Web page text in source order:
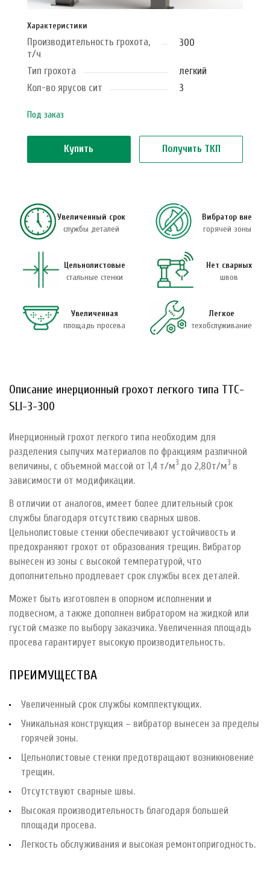
Характеристики
Производительность грохота,
т/ч
300
Тип грохота
легкий
Кол-во ярусов сит
3
Под заказ
Купить Получить ТКП
Увеличенный срок
службы деталей
Вибратор вне
горячей зоны
Цельнолистовые
стальные стенки
Нет сварных
швов
Увеличенная
площадь просева
Легкое
техобслуживание
Описание инерционный грохот легкого типа ТТС-
SLI-3-300
Инерционный грохот легкого типа необходим для
разделения сыпучих материалов по фракциям различной
величины, с объемной массой от 1,4 т/м3 до 2,80т/м3 в
зависимости от модификации.
В отличии от аналогов, имеет более длительный срок
службы благодаря отсутствию сварных швов.
Цельнолистовые стенки обеспечивают устойчивость и
предохраняют грохот от образования трещин. Вибратор
вынесен из зоны с высокой температурой, что
дополнительно продлевает срок службы всех деталей.
Может быть изготовлен в опорном исполнении и
подвесном, а также дополнен вибратором на жидкой или
густой смазке по выбору заказчика. Увеличенная площадь
просева гарантирует высокую производительность.
ПРЕИМУЩЕСТВА
Увеличенный срок службы комплектующих.
Уникальная конструкция – вибратор вынесен за пределы
горячей зоны.
Цельнолистовые стенки предотвращают возникновение
трещин.
Отсутствуют сварные швы.
Высокая производительность благодаря большей
площади просева.
Легкость обслуживания и высокая ремонтопригодность.